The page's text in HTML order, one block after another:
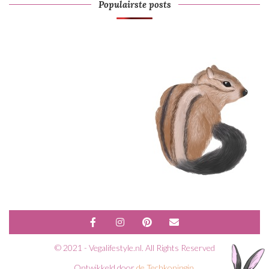
Populairste posts
© 2021 - Vegalifestyle.nl. All Rights Reserved